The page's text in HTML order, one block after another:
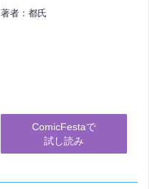
著者：都氏
ComicFestaで
試し読み